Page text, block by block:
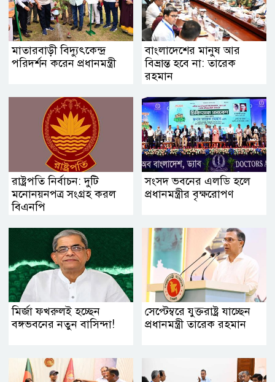
মাতারবাড়ী বিদ্যুৎকেন্দ্র
পরিদর্শন করেন প্রধানমন্ত্রী
বাংলাদেশের মানুষ আর
বিভ্রান্ত হবে না: তারেক
রহমান
রাষ্ট্রপতি নির্বাচন: দুটি
মনোনয়নপত্র সংগ্রহ করল
বিএনপি
সংসদ ভবনের এলডি হলে
প্রধানমন্ত্রীর বৃক্ষরোপণ
মির্জা ফখরুলই হচ্ছেন
বঙ্গভবনের নতুন বাসিন্দা!
সেপ্টেম্বরে যুক্তরাষ্ট্র যাচ্ছেন
প্রধানমন্ত্রী তারেক রহমান